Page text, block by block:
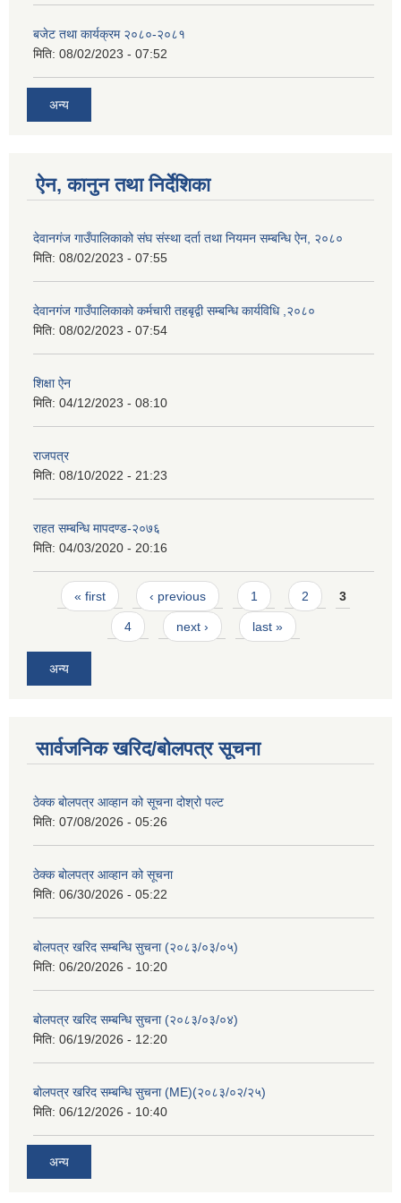
बजेट तथा कार्यक्रम २०८०-२०८१
मिति: 08/02/2023 - 07:52
अन्य
ऐन, कानुन तथा निर्देशिका
देवानगंज गाउँपालिकाको संघ संस्था दर्ता तथा नियमन सम्बन्धि ऐन, २०८०
मिति: 08/02/2023 - 07:55
देवानगंज गाउँपालिकाको कर्मचारी तहबृद्वी सम्बन्धि कार्यविधि ,२०८०
मिति: 08/02/2023 - 07:54
शिक्षा ऐन
मिति: 04/12/2023 - 08:10
राजपत्र
मिति: 08/10/2022 - 21:23
राहत सम्बन्धि मापदण्ड-२०७६
मिति: 04/03/2020 - 20:16
Pages
« first ‹ previous 1 2 3
4 next › last »
अन्य
सार्वजनिक खरिद/बोलपत्र सूचना
ठेक्क बोलपत्र आव्हान को सूचना दोश्रो पल्ट
मिति: 07/08/2026 - 05:26
ठेक्क बोलपत्र आव्हान को सूचना
मिति: 06/30/2026 - 05:22
बोलपत्र खरिद सम्बन्धि सुचना (२०८३/०३/०५)
मिति: 06/20/2026 - 10:20
बोलपत्र खरिद सम्बन्धि सुचना (२०८३/०३/०४)
मिति: 06/19/2026 - 12:20
बोलपत्र खरिद सम्बन्धि सुचना (ME)(२०८३/०२/२५)
मिति: 06/12/2026 - 10:40
अन्य